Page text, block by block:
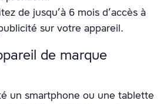
de jusqu’à 6 mois d’accès à
sur votre appareil.
de marque
un smartphone ou une tablette